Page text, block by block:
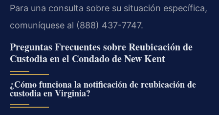
Para una consulta sobre su situación específica,
comuníquese al (888) 437-7747.
Preguntas Frecuentes sobre Reubicación de
Custodia en el Condado de New Kent
¿Cómo funciona la notificación de reubicación de
custodia en Virginia?